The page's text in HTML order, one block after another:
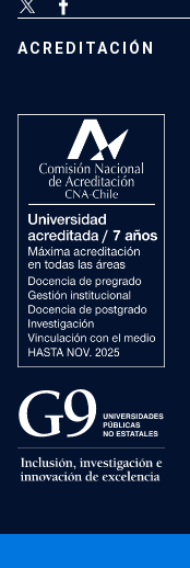
ACREDITACIÓN